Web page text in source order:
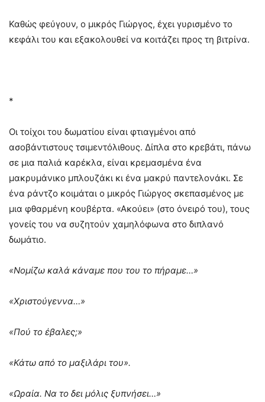
Καθώς φεύγουν, ο μικρός Γιώργος, έχει γυρισμένο το
κεφάλι του και εξακολουθεί να κοιτάζει προς τη βιτρίνα.
*
Οι τοίχοι του δωματίου είναι φτιαγμένοι από
ασοβάντιστους τσιμεντόλιθους. Δίπλα στο κρεβάτι, πάνω
σε μια παλιά καρέκλα, είναι κρεμασμένα ένα
μακρυμάνικο μπλουζάκι κι ένα μακρύ παντελονάκι. Σε
ένα ράντζο κοιμάται ο μικρός Γιώργος σκεπασμένος με
μια φθαρμένη κουβέρτα. «Ακούει» (στο όνειρό του), τους
γονείς του να συζητούν χαμηλόφωνα στο διπλανό
δωμάτιο.
«Νομίζω καλά κάναμε που του το πήραμε…»
«Χριστούγεννα…»
«Πού το έβαλες;»
«Κάτω από το μαξιλάρι του».
«Ωραία. Να το δει μόλις ξυπνήσει…»